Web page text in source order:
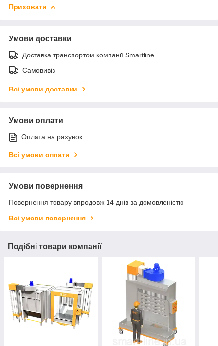
Приховати
Умови доставки
Доставка транспортом компанії Smartline
Самовивіз
Всі умови доставки
Умови оплати
Оплата на рахунок
Всі умови оплати
Умови повернення
Повернення товару впродовж 14 днів за домовленістю
Всі умови повернення
Подібні товари компанії